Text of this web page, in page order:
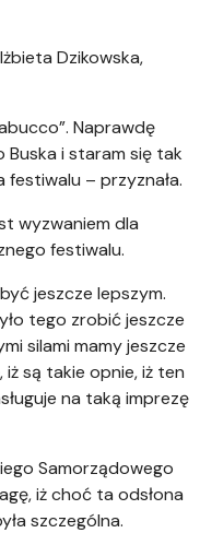
Dzikowska,
Naprawdę
Buska i staram się tak
– przyznała.
wyzwaniem dla
festiwalu.
jeszcze lepszym.
tego zrobić jeszcze
silami mamy jeszcze
są takie opnie, iż ten
na taką imprezę
Samorządowego
iż choć ta odsłona
szczególna.